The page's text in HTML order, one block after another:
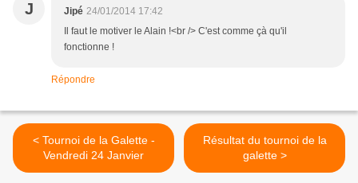
J Jipé 24/01/2014 17:42
Il faut le motiver le Alain !<br /> C'est comme çà qu'il
fonctionne !
Répondre
< Tournoi de la Galette -
Vendredi 24 Janvier
Résultat du tournoi de la
galette >